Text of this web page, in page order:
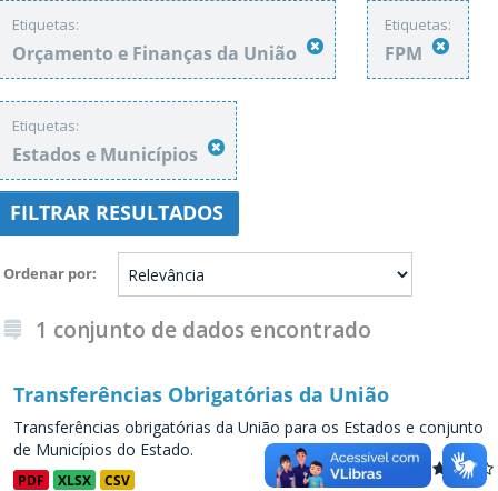
Etiquetas:
Orçamento e Finanças da União
Etiquetas:
FPM
Etiquetas:
Estados e Municípios
FILTRAR RESULTADOS
Ordenar por
1 conjunto de dados encontrado
Transferências Obrigatórias da União
Transferências obrigatórias da União para os Estados e conjunto
de Municípios do Estado.
PDF XLSX CSV